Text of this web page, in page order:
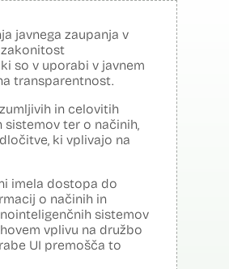
javnega zaupanja v
so v uporabi v javnem
transparentnost.
in celovitih
ter o načinih,
ki vplivajo na
imela dostopa do
o načinih in
sistemov
vplivu na družbo
UI premošča to